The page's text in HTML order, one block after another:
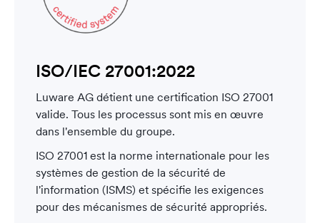
ISO/IEC 27001:2022
Luware AG détient une certification ISO 27001
valide. Tous les processus sont mis en œuvre
dans l'ensemble du groupe.
ISO 27001 est la norme internationale pour les
systèmes de gestion de la sécurité de
l'information (ISMS) et spécifie les exigences
pour des mécanismes de sécurité appropriés.